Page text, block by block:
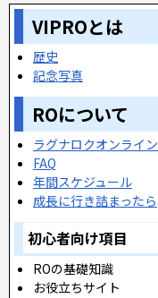
VIPROとは
歴史
記念写真
ROについて
ラグナロクオンライン
FAQ
年間スケジュール
成長に行き詰まったら
初心者向け項目
ROの基礎知識
お役立ちサイト